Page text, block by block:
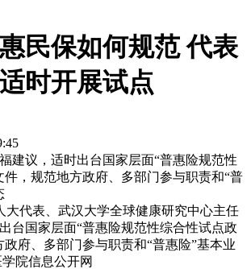
民保如何规范 代表
时开展试点
建议，适时出台国家层面“普惠险规范性
件，规范地方政府、多部门参与职责和“普
大代表、武汉大学全球健康研究中心主任
台国家层面“普惠险规范性综合性试点政
府、多部门参与职责和“普惠险”基本业
院信息公开网